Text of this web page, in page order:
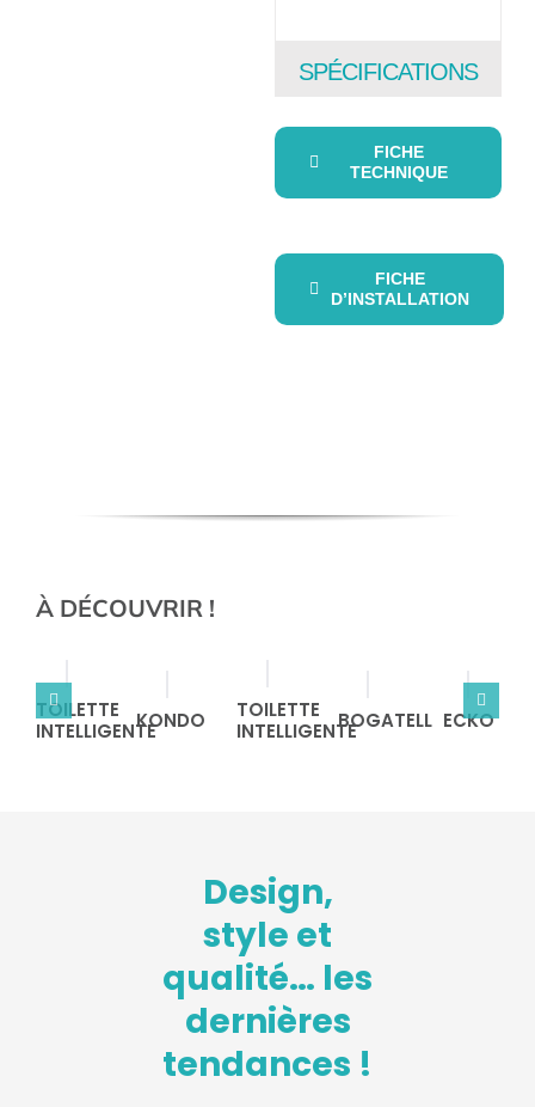
SPÉCIFICATIONS
FICHE
TECHNIQUE
FICHE
D’INSTALLATION
À DÉCOUVRIR !
TOILETTE
INTELLIGENTEKONDO
TOILETTE
INTELLIGENTEBOGATELL ECKO
Design,
style et
qualité… les
dernières
tendances !